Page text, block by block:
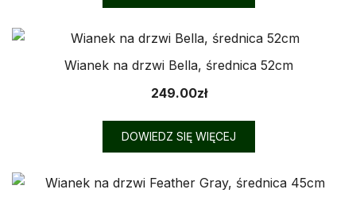
Wianek na drzwi Bella, średnica 52cm
249.00zł
DOWIEDZ SIĘ WIĘCEJ